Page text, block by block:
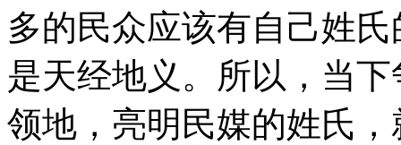
多的民众应该有自己姓
是天经地义。所以，当
领地，亮明民媒的姓氏